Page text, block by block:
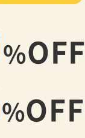
%OFF
%OFF